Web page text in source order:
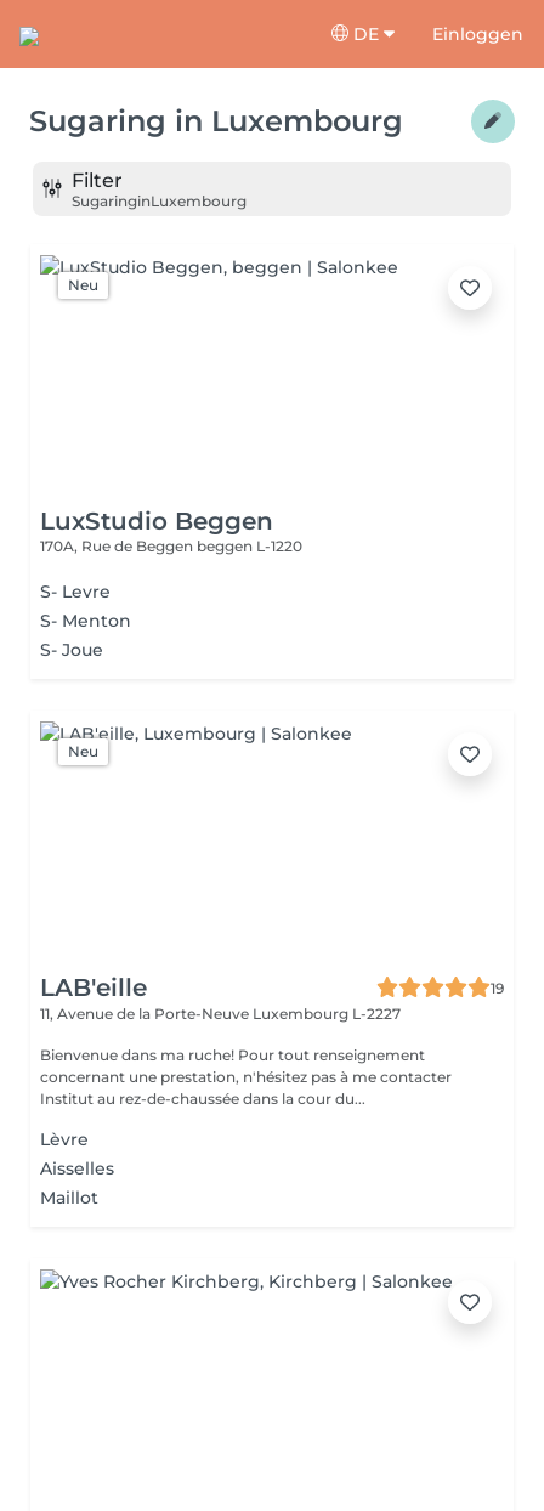
DE Einloggen
Sugaring in Luxembourg
Filter
SugaringinLuxembourg
Neu
LuxStudio Beggen
170A, Rue de Beggen beggen L-1220
S- Levre
S- Menton
S- Joue
Neu
LAB'eille
19
11, Avenue de la Porte-Neuve Luxembourg L-2227
Bienvenue dans ma ruche! Pour tout renseignement
concernant une prestation, n'hésitez pas à me contacter
Institut au rez-de-chaussée dans la cour du...
Lèvre
Aisselles
Maillot